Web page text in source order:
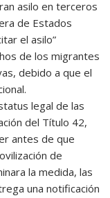
asilo en terceros
de Estados
el asilo”
de los migrantes
debido a que el
legal de las
del Título 42,
antes de que
de
la medida, las
una notificación